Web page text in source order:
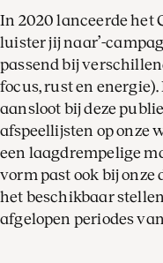
In 2020 lanceerde het
luister jij naar’-
passend bij
focus, rust en
aansloot bij deze
afspeellijsten op onze
een laagdrempelige
vorm past ook bij
het beschikbaar
afgelopen periodes